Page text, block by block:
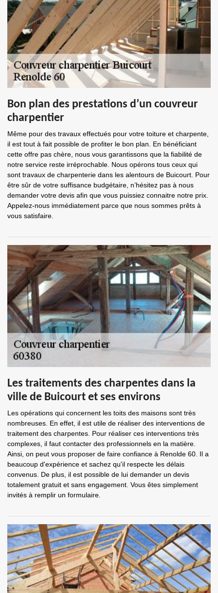
Bon plan des prestations d’un couvreur
charpentier
Même pour des travaux effectués pour votre toiture et charpente,
il est tout à fait possible de profiter le bon plan. En bénéficiant
cette offre pas chère, nous vous garantissons que la fiabilité de
notre service reste irréprochable. Nous opérons tous ceux qui
sont travaux de charpenterie dans les alentours de Buicourt. Pour
être sûr de votre suffisance budgétaire, n’hésitez pas à nous
demander votre devis afin que vous puissiez connaitre notre prix.
Appelez-nous immédiatement parce que nous sommes prêts à
vous satisfaire.
Les traitements des charpentes dans la
ville de Buicourt et ses environs
Les opérations qui concernent les toits des maisons sont très
nombreuses. En effet, il est utile de réaliser des interventions de
traitement des charpentes. Pour réaliser ces interventions très
complexes, il faut contacter des professionnels en la matière.
Ainsi, on peut vous proposer de faire confiance à Renolde 60. Il a
beaucoup d'expérience et sachez qu'il respecte les délais
convenus. De plus, il est possible de lui demander un devis
totalement gratuit et sans engagement. Vous êtes simplement
invités à remplir un formulaire.